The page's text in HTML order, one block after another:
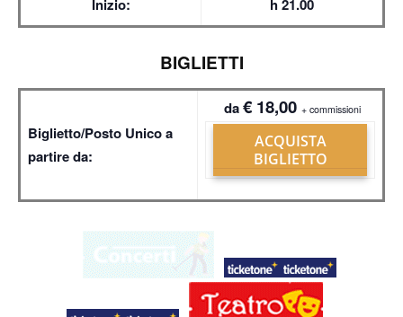
Inizio: h 21.00
BIGLIETTI
Biglietto/Posto Unico a
partire da:
da€ 18,00 + commissioni
ACQUISTA
BIGLIETTO